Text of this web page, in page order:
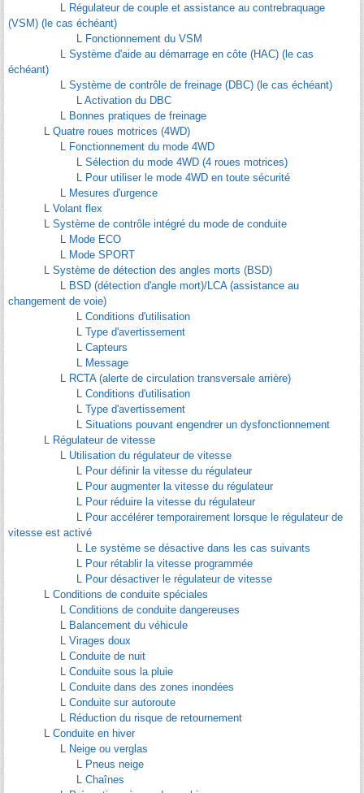
L Régulateur de couple et assistance au contrebraquage
(VSM) (le cas échéant)
L Fonctionnement du VSM
L Système d'aide au démarrage en côte (HAC) (le cas
échéant)
L Système de contrôle de freinage (DBC) (le cas échéant)
L Activation du DBC
L Bonnes pratiques de freinage
L Quatre roues motrices (4WD)
L Fonctionnement du mode 4WD
L Sélection du mode 4WD (4 roues motrices)
L Pour utiliser le mode 4WD en toute sécurité
L Mesures d'urgence
L Volant flex
L Système de contrôle intégré du mode de conduite
L Mode ECO
L Mode SPORT
L Système de détection des angles morts (BSD)
L BSD (détection d'angle mort)/LCA (assistance au
changement de voie)
L Conditions d'utilisation
L Type d'avertissement
L Capteurs
L Message
L RCTA (alerte de circulation transversale arrière)
L Conditions d'utilisation
L Type d'avertissement
L Situations pouvant engendrer un dysfonctionnement
L Régulateur de vitesse
L Utilisation du régulateur de vitesse
L Pour définir la vitesse du régulateur
L Pour augmenter la vitesse du régulateur
L Pour réduire la vitesse du régulateur
L Pour accélérer temporairement lorsque le régulateur de
vitesse est activé
L Le système se désactive dans les cas suivants
L Pour rétablir la vitesse programmée
L Pour désactiver le régulateur de vitesse
L Conditions de conduite spéciales
L Conditions de conduite dangereuses
L Balancement du véhicule
L Virages doux
L Conduite de nuit
L Conduite sous la pluie
L Conduite dans des zones inondées
L Conduite sur autoroute
L Réduction du risque de retournement
L Conduite en hiver
L Neige ou verglas
L Pneus neige
L Chaînes